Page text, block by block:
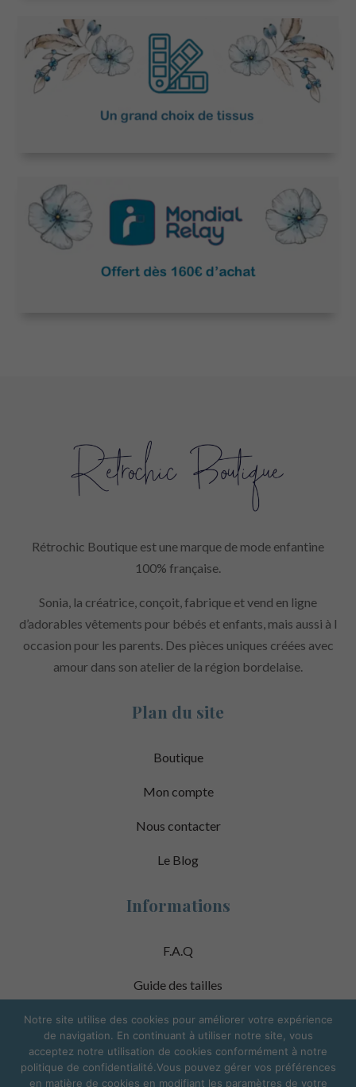
Rétrochic Boutique est une marque de mode enfantine
100% française.
Sonia, la créatrice, conçoit, fabrique et vend en ligne
d’adorables vêtements pour bébés et enfants, mais aussi à l
occasion pour les parents. Des pièces uniques créées avec
amour dans son atelier de la région bordelaise.
Plan du site
Boutique
Mon compte
Nous contacter
Le Blog
Informations
F.A.Q
Guide des tailles
Mentions Légales
Conditions Générales de Vente
Notre site utilise des cookies pour améliorer votre expérience
de navigation. En continuant à utiliser notre site, vous
acceptez notre utilisation de cookies conformément à notre
politique de confidentialité.Vous pouvez gérer vos préférences
en matière de cookies en modifiant les paramètres de votre